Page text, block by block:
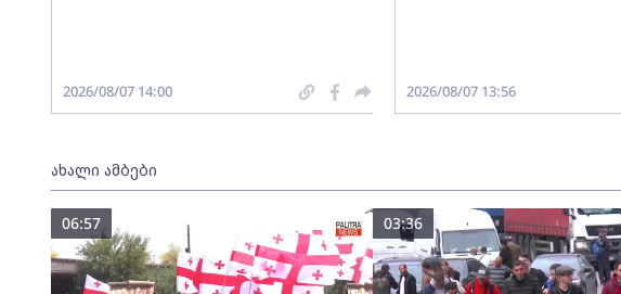
2026/08/07 14:00 2026/08/07 13:56
ახალი ამბები
06:57 03:36